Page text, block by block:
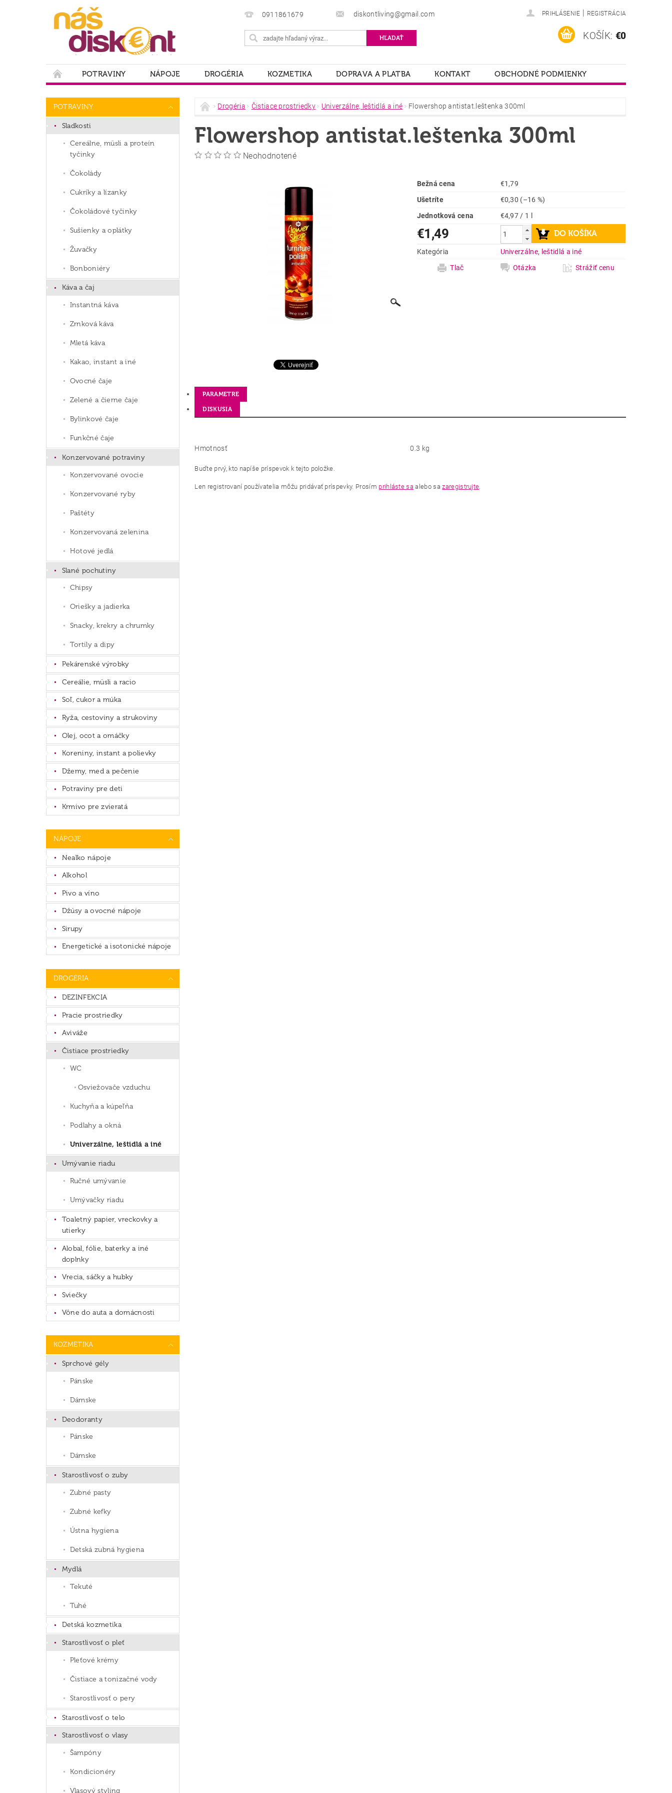
0911861679 diskontliving@gmail.com PRIHLÁSENIE | REGISTRÁCIA
KOŠÍK: €0
POTRAVINY NÁPOJE DROGÉRIA KOZMETIKA DOPRAVA A PLATBA KONTAKT
OBCHODNÉ PODMIENKY
POTRAVINY
Sladkosti
Cereálne, müsli a proteín
tyčinky
Čokolády
Cukríky a lízanky
Čokoládové tyčinky
Sušienky a oplátky
Žuvačky
Bonboniéry
Káva a čaj
Instantná káva
Zrnková káva
Mletá káva
Kakao, instant a iné
Ovocné čaje
Zelené a čierne čaje
Bylinkové čaje
Funkčné čaje
Konzervované potraviny
Konzervované ovocie
Konzervované ryby
Paštéty
Konzervovaná zelenina
Hotové jedlá
Slané pochutiny
Chipsy
Oriešky a jadierka
Snacky, krekry a chrumky
Tortily a dipy
Pekárenské výrobky
Cereálie, müsli a racio
Soľ, cukor a múka
Ryža, cestoviny a strukoviny
Olej, ocot a omáčky
Koreniny, instant a polievky
Džemy, med a pečenie
Potraviny pre deti
Krmivo pre zvieratá
NÁPOJE
Nealko nápoje
Alkohol
Pivo a víno
Džúsy a ovocné nápoje
Sirupy
Energetické a isotonické nápoje
DROGÉRIA
DEZINFEKCIA
Pracie prostriedky
Aviváže
Čistiace prostriedky
WC
Osviežovače vzduchu
Kuchyňa a kúpeľňa
Podlahy a okná
Univerzálne, leštidlá a iné
Umývanie riadu
Ručné umývanie
Umývačky riadu
Toaletný papier, vreckovky a
utierky
Alobal, fólie, baterky a iné
doplnky
Vrecia, sáčky a hubky
Sviečky
Vône do auta a domácnosti
KOZMETIKA
Sprchové gély
Pánske
Dámske
Deodoranty
Pánske
Dámske
Starostlivosť o zuby
Zubné pasty
Zubné kefky
Ústna hygiena
Detská zubná hygiena
Mydlá
Tekuté
Tuhé
Detská kozmetika
Starostlivosť o pleť
Pleťové krémy
Čistiace a tonizačné vody
Starostlivosť o pery
Starostlivosť o telo
Starostlivosť o vlasy
Šampóny
Kondicionéry
Vlasový styling
Drogéria Čistiace prostriedky Univerzálne, leštidlá a iné Flowershop antistat.leštenka 300ml
Flowershop antistat.leštenka 300ml
Neohodnotené
Bežná cena
€1,79
Ušetríte
€0,30 (–16 %)
Jednotková cena
€4,97 / 1 l
€1,49
Kategória
Univerzálne, leštidlá a iné
Tlač
Otázka Strážiť cenu
PARAMETRE
DISKUSIA
Hmotnosť 0.3 kg
Buďte prvý, kto napíše príspevok k tejto položke.
Len registrovaní používatelia môžu pridávať príspevky. Prosím prihláste sa alebo sazaregistrujte.